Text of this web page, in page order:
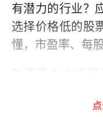
有潜力的行业？
选择价格低的股
懂，市盈率、每